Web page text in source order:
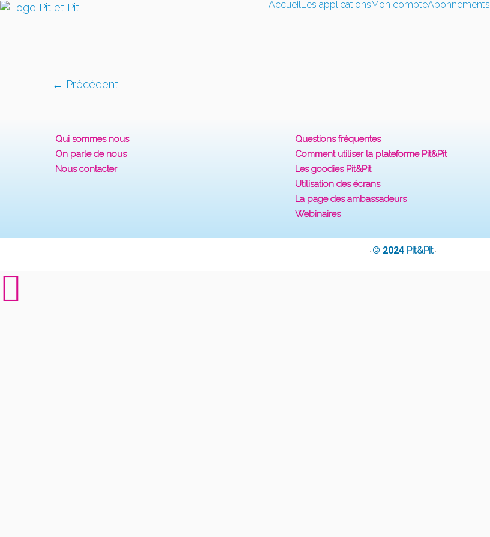
AccueilLes applicationsMon compteAbonnements
← Précédent
Qui sommes nous
On parle de nous
Nous contacter
Questions fréquentes
Comment utiliser la plateforme Pit&Pit
Les goodies Pit&Pit
Utilisation des écrans
La page des ambassadeurs
Webinaires
· © 2024 Pit&Pit ·